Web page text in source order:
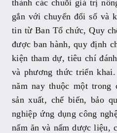
thành các chuỗi giá trị
gắn với chuyển đổi số và
tin từ Ban Tổ chức, Quy
được ban hành, quy định
kiện tham dự, tiêu chí
và phương thức triển
năm nay thuộc một trong
sản xuất, chế biến, bảo
nghiệp ứng dụng công
nấm ăn và nấm dược liệu,